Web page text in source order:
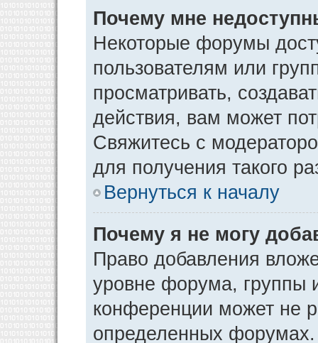
Почему мне
Некоторые форумы
пользователям или
просматривать,
действия, вам может
Свяжитесь с
для получения такого
Вернуться к началу
Почему я не могу
Право добавления
уровне форума, группы
конференции может не
определенных